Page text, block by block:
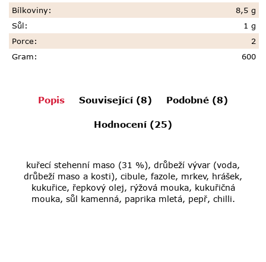
Bílkoviny:
8,5 g
Sůl:
1 g
Porce:
2
Gram: 600
Popis Související (8) Podobné (8)
Hodnocení (25)
kuřecí stehenní maso (31 %), drůbeží vývar (voda,
drůbeží maso a kosti), cibule, fazole, mrkev, hrášek,
kukuřice, řepkový olej, rýžová mouka, kukuřičná
mouka, sůl kamenná, paprika mletá, pepř, chilli.